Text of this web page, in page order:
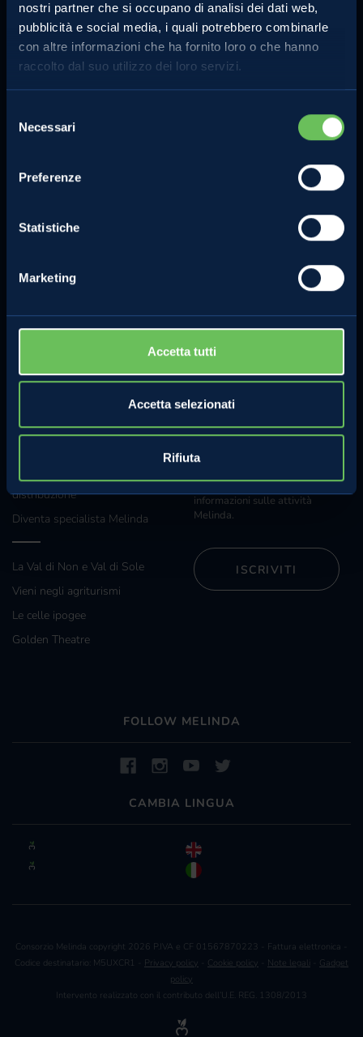
nostri partner che si occupano di analisi dei dati web,
pubblicità e social media, i quali potrebbero combinarle
con altre informazioni che ha fornito loro o che hanno
raccolto dal suo utilizzo dei loro servizi.
delNecessari
Preferenze
Statistiche
Marketing
Accetta tutti
Accetta selezionati
Rifiuta
MELINDA
L'azienda
Contatti
Cookie Policy
Certificazioni
Segnalazioni dei consumatori e
Whistleblowing
Regolamento concorso Hazel
MELE VAL DI NON
Le mele e gli altri prodotti
distribuzione
Diventa specialista Melinda
La Val di Non e Val di Sole
Vieni negli agriturismi
Le celle ipogee
Golden Theatre
riceverai regolarmente
informazioni sulle attività
Melinda.
ISCRIVITI
FOLLOW MELINDA
CAMBIA LINGUA
Consorzio Melinda copyright 2026 P.IVA e CF 01567870223 - Fattura elettronica -
Codice destinatario: M5UXCR1 - Privacy policy Cookie policy Note legali
Gadget
policy
Intervento realizzato con il contributo dell’U.E. REG. 1308/2013